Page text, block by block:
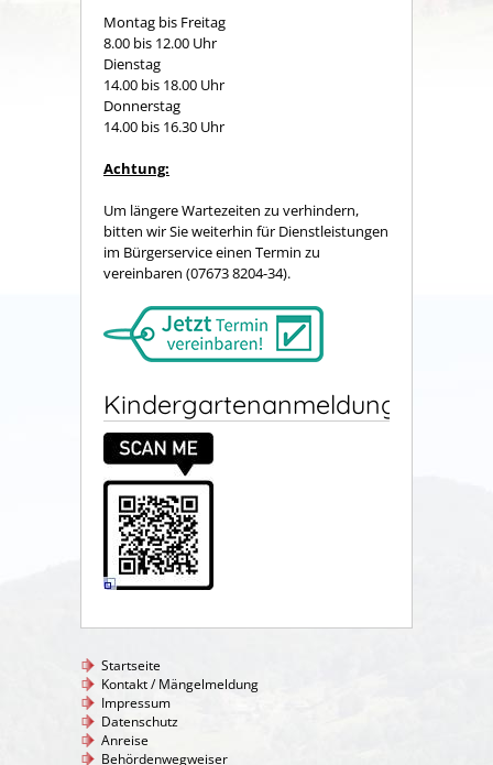
Montag bis Freitag
8.00 bis 12.00 Uhr
Dienstag
14.00 bis 18.00 Uhr
Donnerstag
14.00 bis 16.30 Uhr
Achtung:
Um längere Wartezeiten zu verhindern,
bitten wir Sie weiterhin für Dienstleistungen
im Bürgerservice einen Termin zu
vereinbaren (07673 8204-34).
Kindergartenanmeldung
Startseite
Kontakt / Mängelmeldung
Impressum
Datenschutz
Anreise
Behördenwegweiser